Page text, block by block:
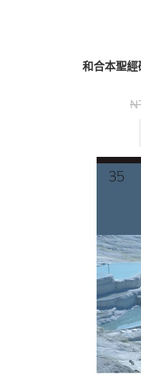
和合本聖經